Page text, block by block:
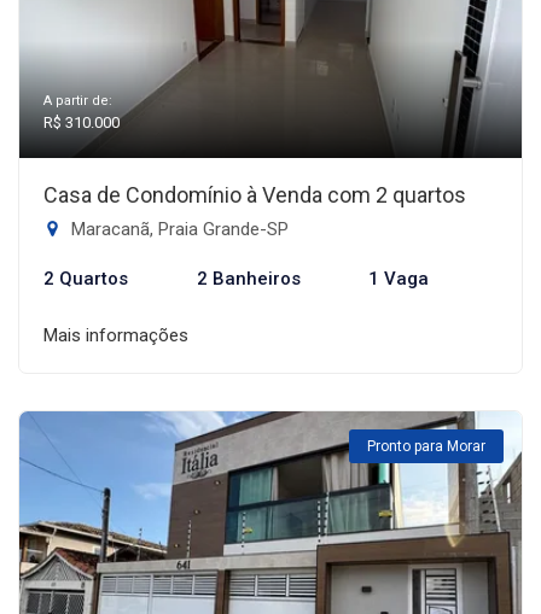
A partir de:
R$ 310.000
Casa de Condomínio à Venda com 2 quartos
Maracanã, Praia Grande-SP
2 Quartos 2 Banheiros 1 Vaga
Mais informações
Pronto para Morar